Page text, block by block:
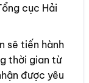
cục Hải
sẽ tiến hành
thời gian từ
được yêu